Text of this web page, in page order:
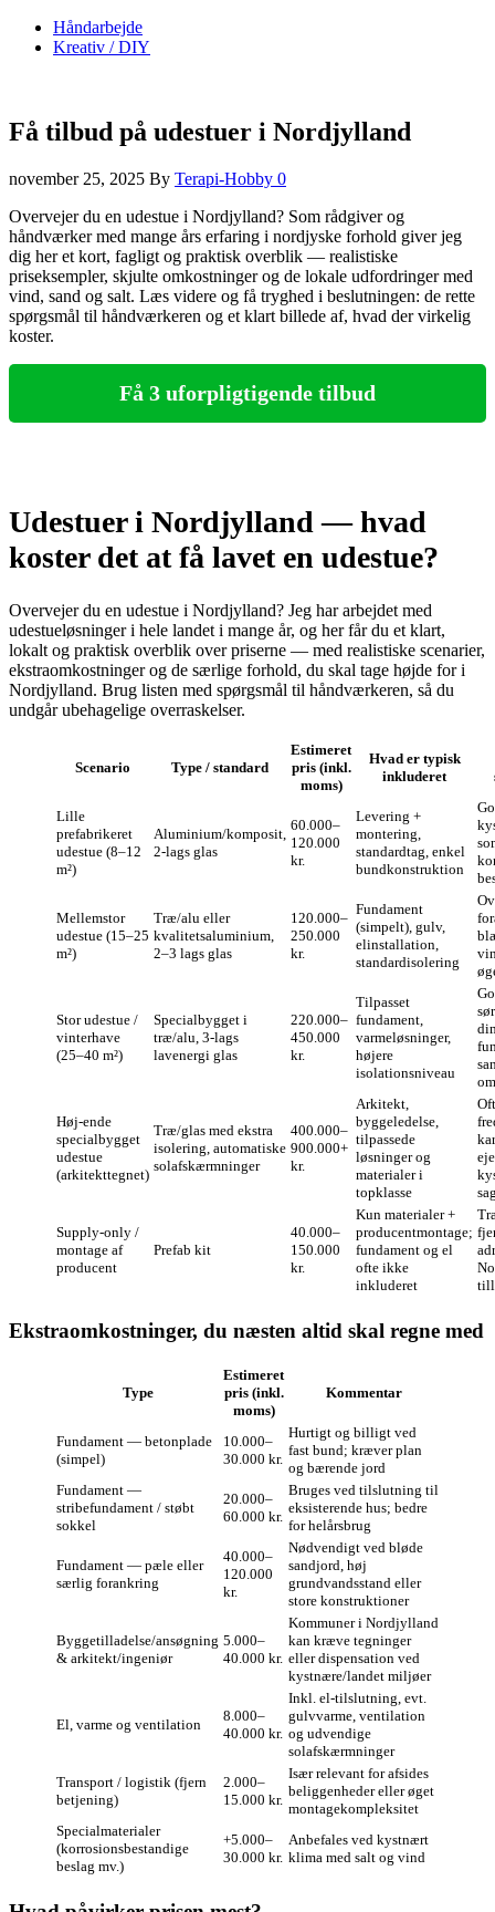
Håndarbejde
Kreativ / DIY
Få tilbud på udestuer i Nordjylland
november 25, 2025 By Terapi-Hobby 0
Overvejer du en udestue i Nordjylland? Som rådgiver og
håndværker med mange års erfaring i nordjyske forhold giver jeg
dig her et kort, fagligt og praktisk overblik — realistiske
priseksempler, skjulte omkostninger og de lokale udfordringer med
vind, sand og salt. Læs videre og få tryghed i beslutningen: de rette
spørgsmål til håndværkeren og et klart billede af, hvad der virkelig
koster.
Få 3 uforpligtigende tilbud
Udestuer i Nordjylland — hvad
koster det at få lavet en udestue?
Overvejer du en udestue i Nordjylland? Jeg har arbejdet med
udestueløsninger i hele landet i mange år, og her får du et klart,
lokalt og praktisk overblik over priserne — med realistiske scenarier,
ekstraomkostninger og de særlige forhold, du skal tage højde for i
Nordjylland. Brug listen med spørgsmål til håndværkeren, så du
undgår ubehagelige overraskelser.
Scenario Type / standard
Estimeret
pris (inkl.
moms)
Hvad er typisk
inkluderet
Lille
prefabrikeret
udestue (8–12
m²)
Aluminium/komposit,
2-lags glas
60.000–
120.000
kr.
Levering +
montering,
standardtag, enkel
bundkonstruktion
Mellemstor
udestue (15–25
m²)
Træ/alu eller
kvalitetsaluminium,
2–3 lags glas
120.000–
250.000
kr.
Fundament
(simpelt), gulv,
elinstallation,
standardisolering
Stor udestue /
vinterhave
(25–40 m²)
Specialbygget i
træ/alu, 3-lags
lavenergi glas
220.000–
450.000
kr.
Tilpasset
fundament,
varmeløsninger,
højere
isolationsniveau
Høj‑ende
specialbygget
udestue
(arkitekttegnet)
Træ/glas med ekstra
isolering, automatiske
solafskærmninger
400.000–
900.000+
kr.
Arkitekt,
byggeledelse,
tilpassede
løsninger og
materialer i
topklasse
Supply‑only /
montage af
producent
Prefab kit
40.000–
150.000
kr.
Kun materialer +
producentmontage;
fundament og el
ofte ikke
inkluderet
Ekstraomkostninger, du næsten altid skal regne med
Type
Estimeret
pris (inkl.
moms)
Kommentar
Fundament — betonplade
(simpel)
10.000–
30.000 kr.
Hurtigt og billigt ved
fast bund; kræver plan
og bærende jord
Fundament —
stribefundament / støbt
sokkel
20.000–
60.000 kr.
Bruges ved tilslutning til
eksisterende hus; bedre
for helårsbrug
Fundament — pæle eller
særlig forankring
40.000–
120.000
kr.
Nødvendigt ved bløde
sandjord, høj
grundvandsstand eller
store konstruktioner
Byggetilladelse/ansøgning
& arkitekt/ingeniør
5.000–
40.000 kr.
Kommuner i Nordjylland
kan kræve tegninger
eller dispensation ved
kystnære/landet miljøer
El, varme og ventilation
8.000–
40.000 kr.
Inkl. el‑tilslutning, evt.
gulvvarme, ventilation
og udvendige
solafskærmninger
Transport / logistik (fjern
betjening)
2.000–
15.000 kr.
Især relevant for afsides
beliggenheder eller øget
montagekompleksitet
Specialmaterialer
(korrosionsbestandige
beslag mv.)
+5.000–
30.000 kr.
Anbefales ved kystnært
klima med salt og vind